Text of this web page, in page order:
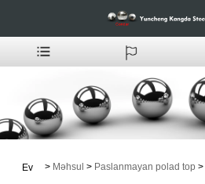
Ev > Məhsul > Paslanmayan polad top >